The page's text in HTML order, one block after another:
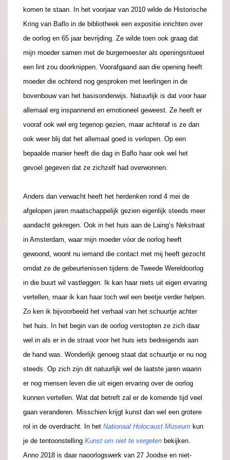
komen te staan. In het voorjaar van 2010 wilde de Historische
Kring van Baflo in de bibliotheek een expositie inrichten over
de oorlog en 65 jaar bevrijding. Ze wilde toen ook graag dat
mijn moeder samen met de burgemeester als openingsritueel
een lint zou doorknippen. Voorafgaand aan die opening heeft
moeder die ochtend nog gesproken met leerlingen in de
bovenbouw van het basisonderwijs. Natuurlijk is dat voor haar
allemaal erg inspannend en emotioneel geweest. Ze heeft er
vooraf ook wel erg tegenop gezien, maar achteraf is ze dan
ook weer blij dat het allemaal goed is verlopen. Op een
bepaalde manier heeft die dag in Baflo haar ook wel het
gevoel gegeven dat ze zichzelf had overwonnen.
Anders dan verwacht heeft het herdenken rond 4 mei de
afgelopen jaren maatschappelijk gezien eigenlijk steeds meer
aandacht gekregen. Ook in het huis aan de Laing’s Nekstraat
in Amsterdam, waar mijn moeder vóor de oorlog heeft
gewoond, woont nu iemand die contact met mij heeft gezocht
omdat ze de gebeurtenissen tijdens de Tweede Wereldoorlog
in die buurt wil vastleggen. Ik kan haar niets uit eigen ervaring
vertellen, maar ik kan haar toch wel een beetje verder helpen.
Zo ken ik bijvoorbeeld het verhaal van het schuurtje achter
het huis. In het begin van de oorlog verstopten ze zich daar
wel in als er in de straat voor het huis iets bedreigends aan
de hand was. Wonderlijk genoeg staat dat schuurtje er nu nog
steeds. Op zich zijn dit natuurlijk wel de laatste jaren waarin
er nog mensen leven die uit eigen ervaring over de oorlog
kunnen vertellen. Wat dat betreft zal er de komende tijd veel
gaan veranderen. Misschien krijgt kunst dan wel een grotere
rol in de overdracht. In het Nationaal Holocaust Museum kun
je de tentoonstelling Kunst om niet te vergeten bekijken.
Anno 2018 is daar naoorlogswerk van 27 Joodse en niet-